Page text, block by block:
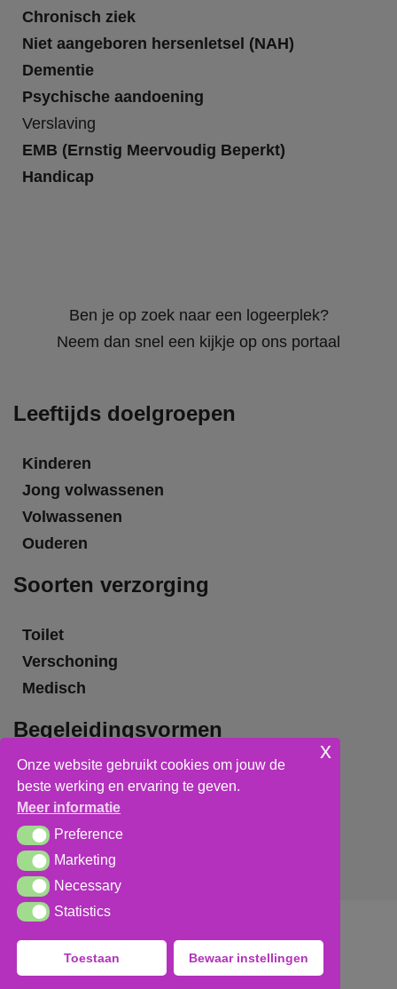
Chronisch ziek
Niet aangeboren hersenletsel (NAH)
Dementie
Psychische aandoening
Verslaving
EMB (Ernstig Meervoudig Beperkt)
Handicap
Ben je op zoek naar een logeerplek?
Neem dan snel een kijkje op ons portaal
Leeftijds doelgroepen
Kinderen
Jong volwassenen
Volwassenen
Ouderen
Soorten verzorging
Toilet
Verschoning
Medisch
Begeleidingsvormen
Grote groepsbegeleiding
Kleine groepsbegeleiding
Individuele begeleiding
cookieverklaring
tech:dodo.nl |design:studioviv.nl
Onze website gebruikt cookies om jouw de
beste werking en ervaring te geven.
Meer informatie
PreferencePreference
MarketingMarketing
NecessaryNecessary
StatisticsStatistics
Toestaan Bewaar instellingen
x